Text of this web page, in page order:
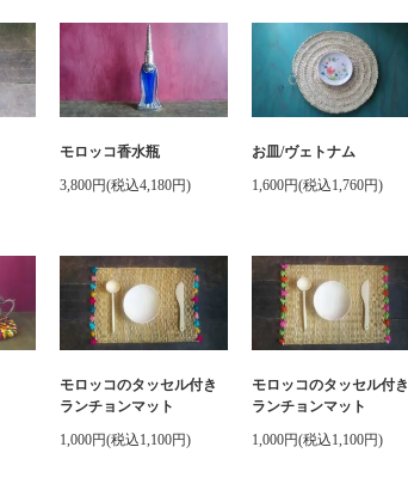
モロッコ香水瓶
3,800円(税込4,180円)
お皿/ヴェトナム
1,600円(税込1,760円)
モロッコのタッセル付き
ランチョンマット
1,000円(税込1,100円)
モロッコのタッセル付き
ランチョンマット
1,000円(税込1,100円)